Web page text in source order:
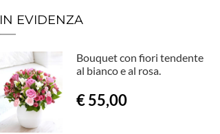
IN EVIDENZA
Bouquet con fiori tendente
al bianco e al rosa.
€ 55,00